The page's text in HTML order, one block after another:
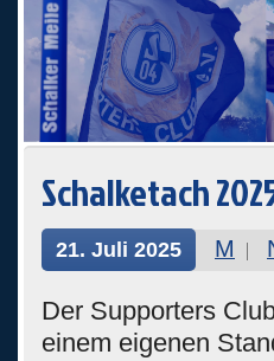
Schalketach
21. Juli 2025 M
Der Supporters
einem eigenen